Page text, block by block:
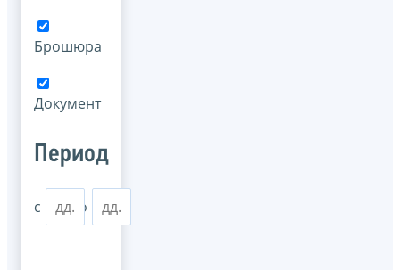
Брошюра
Документ
Период
с по